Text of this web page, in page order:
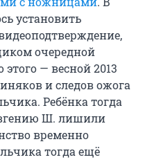
установить
очередной
этого — весной 2013
и следов ожога
Ребёнка тогда
Ш. лишили
временно
тогда ещё